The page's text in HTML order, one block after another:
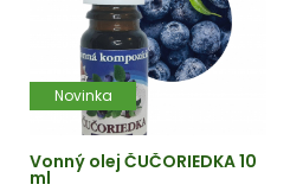
Novinka
Vonný olej ČUČORIEDKA 10
ml